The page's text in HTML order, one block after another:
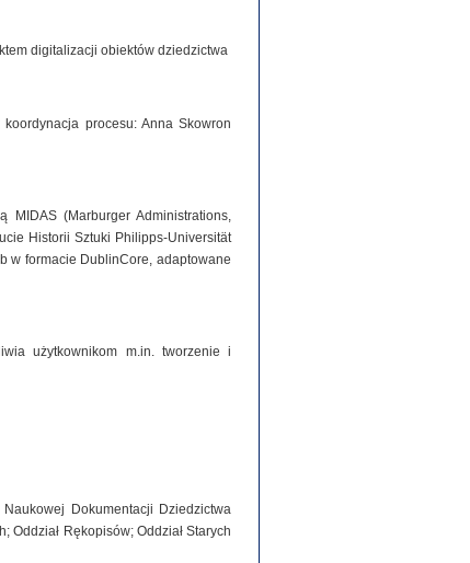
digitalizacji obiektów dziedzictwa
procesu: Anna Skowron
(Marburger Administrations,
Historii Sztuki Philipps-Universität
w formacie DublinCore, adaptowane
użytkownikom m.in. tworzenie i
Dokumentacji Dziedzictwa
Oddział Rękopisów; Oddział Starych